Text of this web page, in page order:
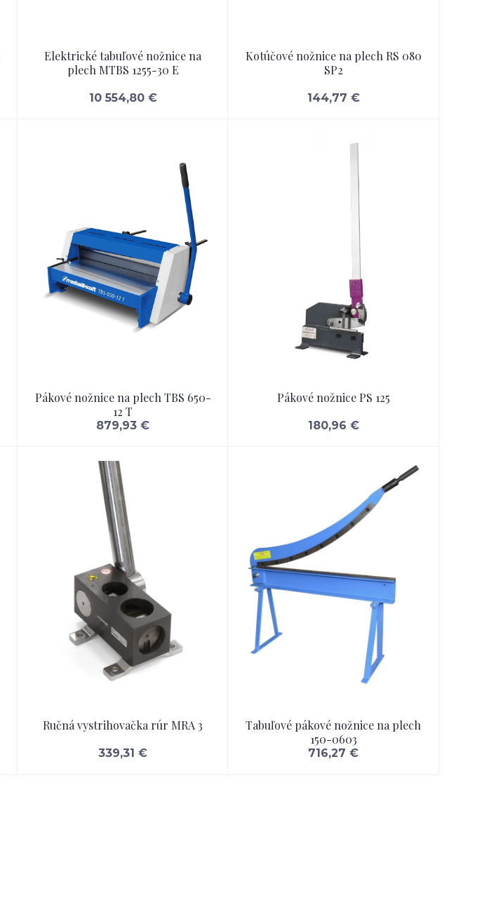
Elektrické tabuľové nožnice na
plech MTBS 1255-30 E
10 554,80 €
Kotúčové nožnice na plech RS 080
SP2
144,77 €
Pákové nožnice na plech TBS 650-
12 T
879,93 €
Pákové nožnice PS 125
180,96 €
Ručná vystrihovačka rúr MRA 3
339,31 €
Tabuľové pákové nožnice na plech
150-0603
716,27 €